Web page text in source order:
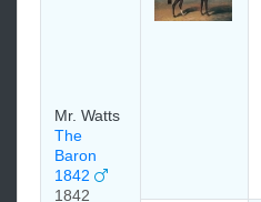
Mr. Watts
The
Baron
1842
1842